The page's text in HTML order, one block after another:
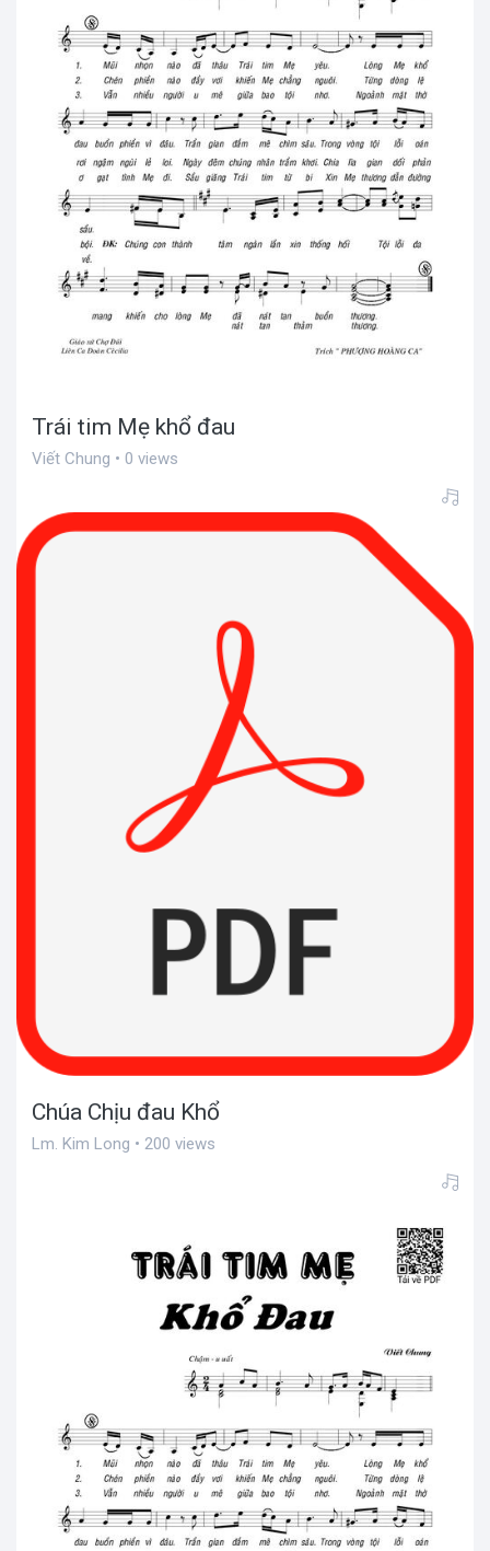
Trái tim Mẹ khổ đau
Viết Chung • 0 views
Chúa Chịu đau Khổ
Lm. Kim Long • 200 views